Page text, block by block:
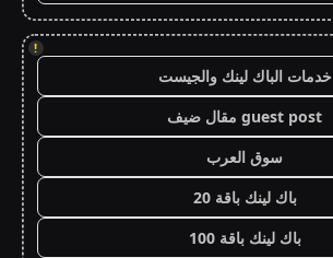
!
خدمات الباك لينك والجيست
guest post مقال ضيف
سوق العرب
باك لينك باقة 20
باك لينك باقة 100